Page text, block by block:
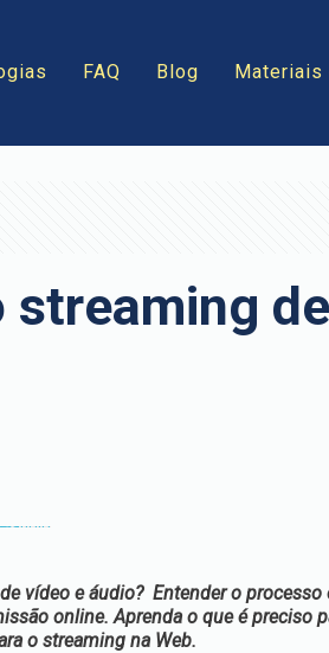
FAQ Blog Materiais
streaming de
vídeo e áudio? Entender o processo
online. Aprenda o que é preciso
o streaming na Web.